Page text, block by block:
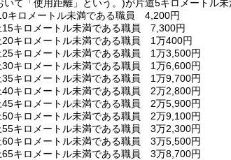
いて「使用距離」という。)が片道5キロメートル
キロメートル未満である職員 4,200円
キロメートル未満である職員 7,300円
キロメートル未満である職員 1万400円
キロメートル未満である職員 1万3,500円
キロメートル未満である職員 1万6,600円
キロメートル未満である職員 1万9,700円
キロメートル未満である職員 2万2,800円
キロメートル未満である職員 2万5,900円
キロメートル未満である職員 2万9,100円
キロメートル未満である職員 3万2,300円
キロメートル未満である職員 3万5,500円
キロメートル未満である職員 3万8,700円